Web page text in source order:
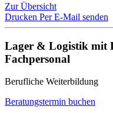
Zur Übersicht
Drucken Per E-Mail senden
Lager & Logistik mit
Fachpersonal
Berufliche Weiterbildung
Beratungstermin buchen